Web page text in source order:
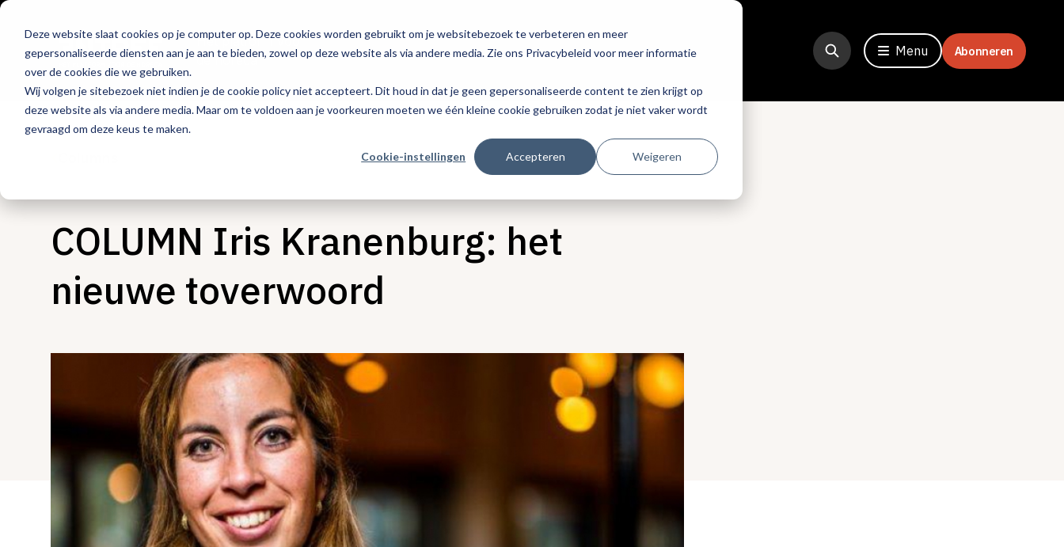
Deze website slaat cookies op je computer op. Deze cookies worden gebruikt om je websitebezoek te verbeteren en meer
gepersonaliseerde diensten aan je aan te bieden, zowel op deze website als via andere media. Zie ons Privacybeleid voor meer informatie
over de cookies die we gebruiken.
Wij volgen je sitebezoek niet indien je de cookie policy niet accepteert. Dit houd in dat je geen gepersonaliseerde content te zien krijgt op
deze website als via andere media. Maar om te voldoen aan je voorkeuren moeten we één kleine cookie gebruiken zodat je niet vaker wordt
gevraagd om deze keus te maken.
Cookie-instellingen Accepteren Weigeren
Hét platform voor
de horeca
Menu Abonneren
COLUMN Iris Kranenburg: het
nieuwe toverwoord